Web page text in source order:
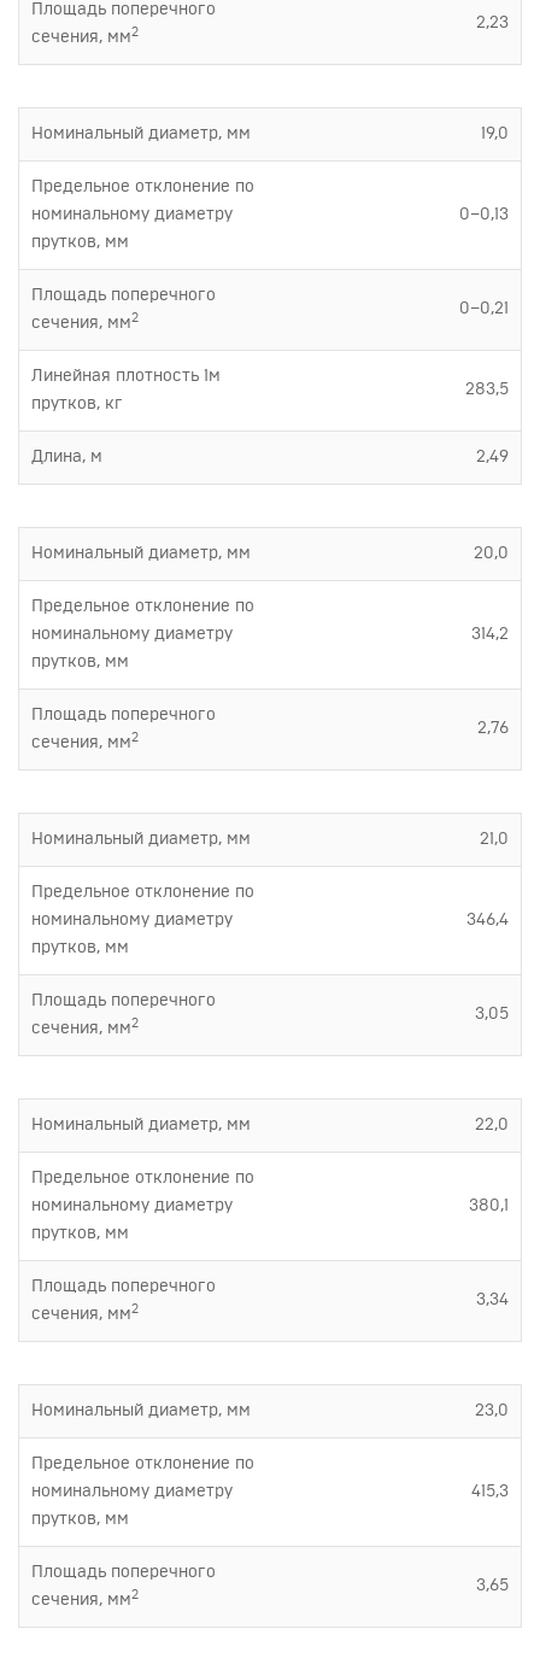
Площадь поперечного
сечения, мм2
2,23
Номинальный диаметр, мм 19,0
Предельное отклонение по
номинальному диаметру
прутков, мм
0–0,13
Площадь поперечного
сечения, мм2
0–0,21
Линейная плотность 1м
прутков, кг
283,5
Длина, м 2,49
Номинальный диаметр, мм 20,0
Предельное отклонение по
номинальному диаметру
прутков, мм
314,2
Площадь поперечного
сечения, мм2
2,76
Номинальный диаметр, мм 21,0
Предельное отклонение по
номинальному диаметру
прутков, мм
346,4
Площадь поперечного
сечения, мм2
3,05
Номинальный диаметр, мм 22,0
Предельное отклонение по
номинальному диаметру
прутков, мм
380,1
Площадь поперечного
сечения, мм2
3,34
Номинальный диаметр, мм 23,0
Предельное отклонение по
номинальному диаметру
прутков, мм
415,3
Площадь поперечного
сечения, мм2
3,65